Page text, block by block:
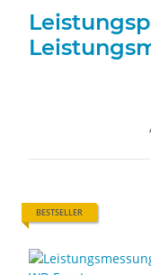
BESTSELLER